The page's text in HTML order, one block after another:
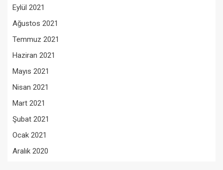
Eylül 2021
Ağustos 2021
Temmuz 2021
Haziran 2021
Mayıs 2021
Nisan 2021
Mart 2021
Şubat 2021
Ocak 2021
Aralık 2020